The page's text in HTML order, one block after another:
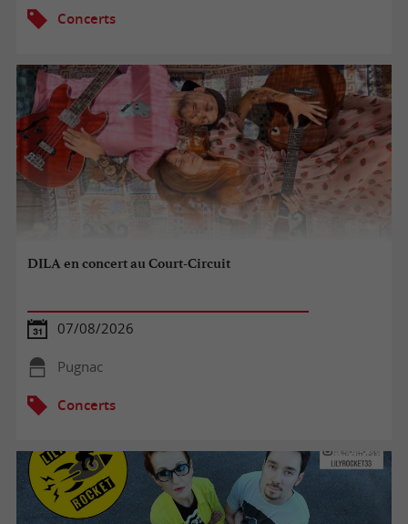
Concerts
DILA en concert au Court-Circuit
07/08/2026
Pugnac
Concerts